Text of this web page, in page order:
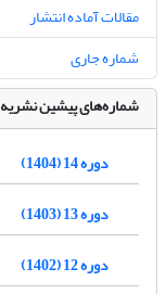
مقالات آماده انتشار
شماره جاری
شماره‌های پیشین نشریه
دوره 14 (1404)
دوره 13 (1403)
دوره 12 (1402)